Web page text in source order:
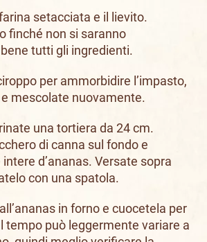
setacciata e il lievito.
finché non si saranno
tutti gli ingredienti.
per ammorbidire l’impasto,
e mescolate nuovamente.
una tortiera da 24 cm.
di canna sul fondo e
d’ananas. Versate sopra
con una spatola.
in forno e cuocetela per
tempo può leggermente variare a